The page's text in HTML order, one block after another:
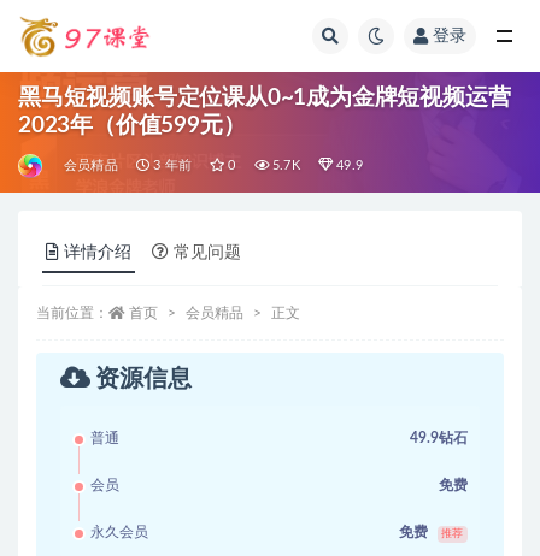
登录
黑马短视频账号定位课从0~1成为金牌短视频运营
2023年（价值599元）
会员精品 3 年前 0 5.7K 49.9
详情介绍 常见问题
当前位置： 首页 会员精品 正文
资源信息
普通 49.9钻石
会员 免费
永久会员 免费 推荐